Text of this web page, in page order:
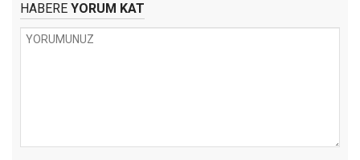
HABERE YORUM KAT